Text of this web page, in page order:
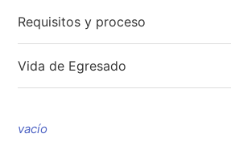
Requisitos y proceso
Vida de Egresado
vacío